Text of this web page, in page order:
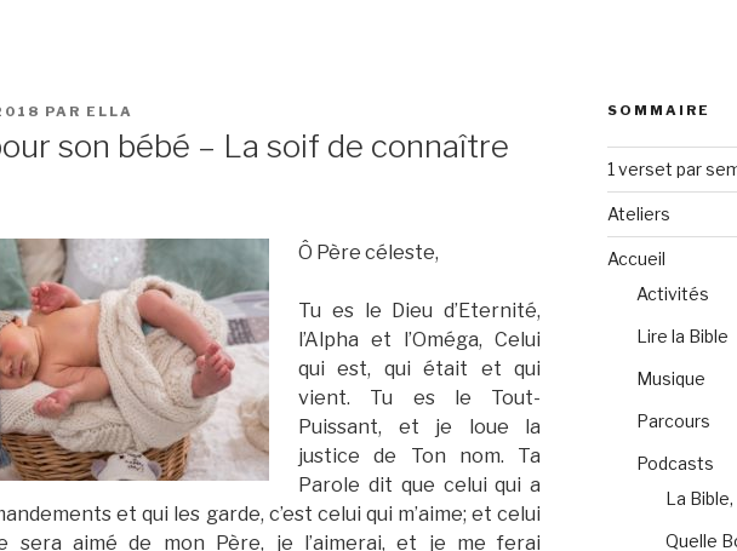
PAR ELLA
son bébé – La soif de connaître
Ô Père céleste,
Tu es le Dieu d’Eternité,
l’Alpha et l’Oméga, Celui
qui est, qui était et qui
vient. Tu es le Tout-
Puissant, et je loue la
justice de Ton nom. Ta
Parole dit que celui qui a
et qui les garde, c’est celui qui m’aime; et celui
sera aimé de mon Père, je l’aimerai, et je me ferai
SOMMAIRE
1 verset par
Ateliers
Accueil
Activités
Lire la Bible
Musique
Parcours
Podcasts
La
Quelle